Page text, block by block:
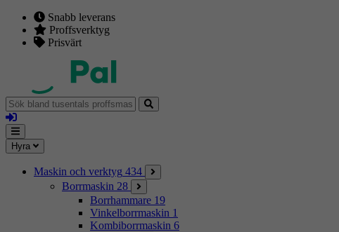
Snabb leverans
Proffsverktyg
Prisvärt
Sök
bland
tusentals
proffsmaskiner
Logga
in
Mina
sidor
Meny
Hyra
Maskin och verktyg 434
Borrmaskin 28
Borrhammare 19
Vinkelborrmaskin 1
Kombiborrmaskin 6